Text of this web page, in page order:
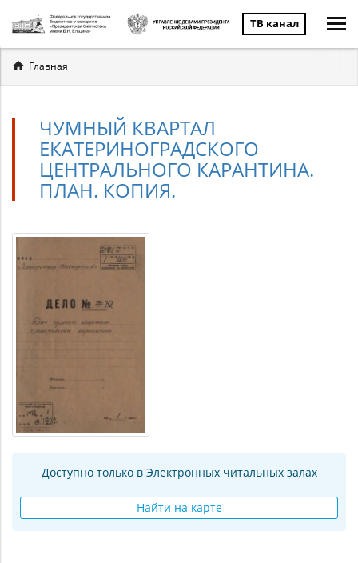
ТВ канал
Вы
здесь
Главная
ЧУМНЫЙ КВАРТАЛ
ЕКАТЕРИНОГРАДСКОГО
ЦЕНТРАЛЬНОГО КАРАНТИНА.
ПЛАН. КОПИЯ.
Доступно только в Электронных читальных залах
Найти на карте